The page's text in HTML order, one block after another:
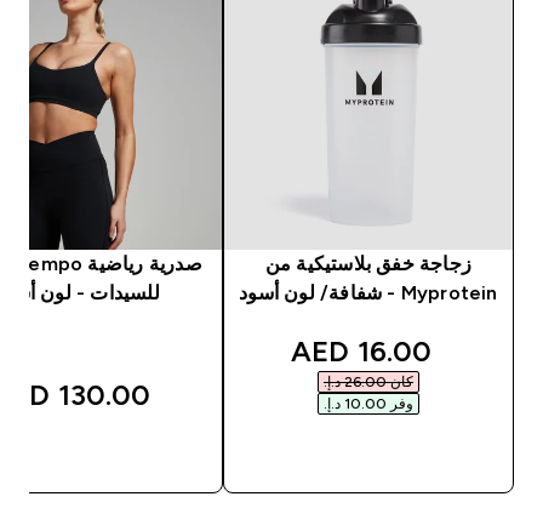
زجاجة خفق بلاستيكية من
Myprotein - شفافة/ لون أسود
discounted price
16.00 AED‎
كان ‏26.00 د.إ.‏‎
وفر ‏10.00 د.إ.‏‎
للسيدات - لون
130.00 AED‎